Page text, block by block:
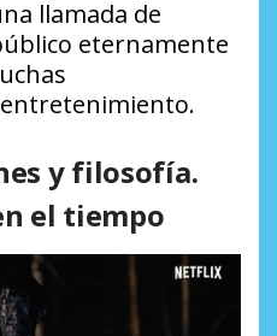
llamada de
eternamente
y filosofía.
el tiempo